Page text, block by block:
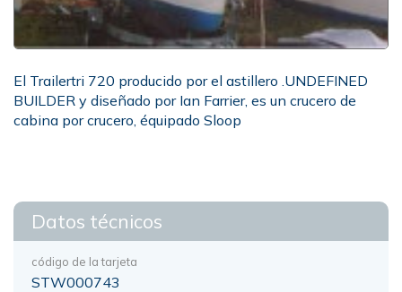
El Trailertri 720 producido por el astillero .UNDEFINED
BUILDER y diseñado por Ian Farrier, es un crucero de
cabina por crucero, équipado Sloop
Datos técnicos
código de la tarjeta
STW000743